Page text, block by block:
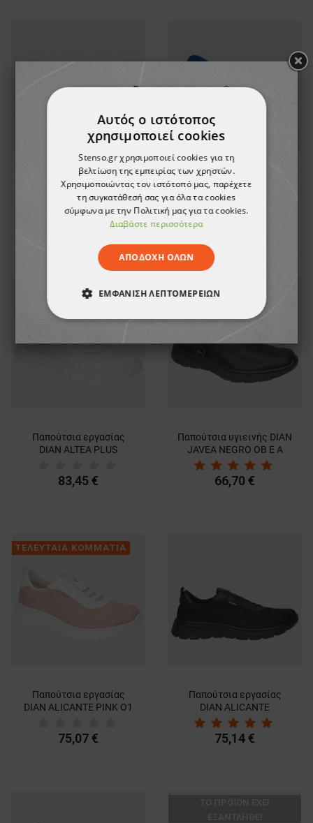
Παπούτσια υγιεινής DIAN
JAVEA BLANCO OB E A
SRC
Παπούτσια υγιεινής DIAN
JAVEA BLANCO
ESTAMPADO OB E A FO
Παπούτσια εργασίας
DIAN ALTEA PLUS
83,45 €
Παπούτσια υγιεινής DIAN
JAVEA NEGRO OB E A
SRC
66,70 €
ΤΕΛΕΥΤΑΙΑ ΚΟΜΜΑΤΙΑ
Παπούτσια εργασίας
DIAN ALICANTE PINK O1
75,07 €
Παπούτσια εργασίας
DIAN ALICANTE
BLACK/RED O1 FO SRC
3535
75,14 €
Αυτός ο ιστότοπος
χρησιμοποιεί cookies
Stenso.gr χρησιμοποιεί cookies για τη
βελτίωση της εμπειρίας των χρηστών.
Χρησιμοποιώντας τον ιστότοπό μας, παρέχετε
τη συγκατάθεσή σας για όλα τα cookies
σύμφωνα με την Πολιτική μας για τα cookies.
Διαβάστε περισσότερα
ΑΠΟΔΟΧΉ ΌΛΩΝ
ΕΜΦΆΝΙΣΗ ΛΕΠΤΟΜΕΡΕΙΏΝ
ΑΠΟΛΎΤΩΣ ΑΠΑΡΑΊΤΗΤΑ
ΣΤΌΧΕΥΣΗΣ